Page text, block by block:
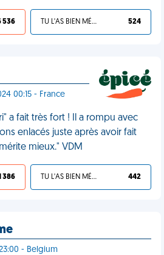
536 TU L'AS BIEN MÉRITÉ 524
00:15 - France
a fait très fort ! Il a rompu avec
enlacés juste après avoir fait
mieux." VDM
386 TU L'AS BIEN MÉRITÉ 442
- Belgium